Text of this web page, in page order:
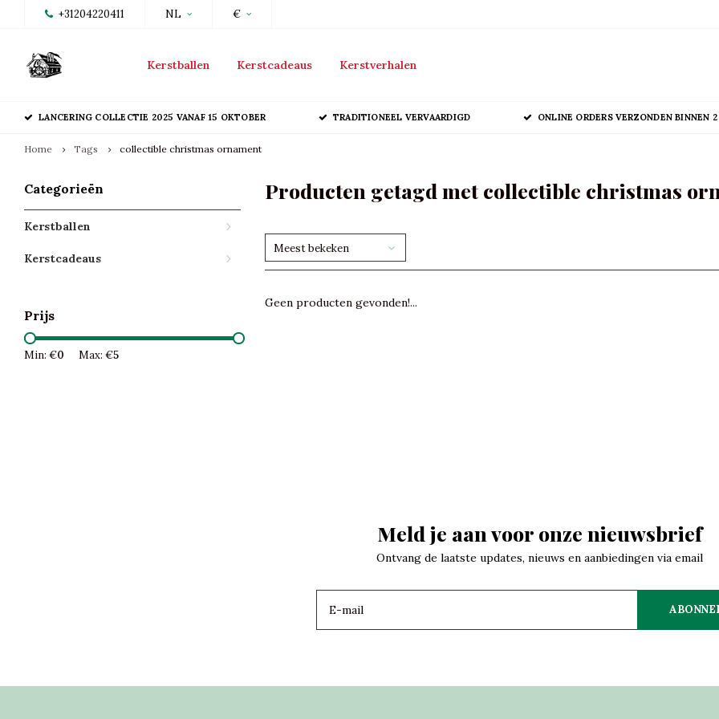
+31204220411 NL €
Kerstballen Kerstcadeaus Kerstverhalen
LANCERING COLLECTIE 2025 VANAF 15 OKTOBER TRADITIONEEL VERVAARDIGD ONLINE ORDERS VERZONDEN BINNEN
Home Tags collectible christmas ornament
Categorieën
Kerstballen
Kerstcadeaus
Prijs
Min: €0 Max: €5
Producten getagd met collectible christmas
Meest bekeken
Geen producten gevonden!...
Meld je aan voor onze nieuwsbrief
Ontvang de laatste updates, nieuws en aanbiedingen via email